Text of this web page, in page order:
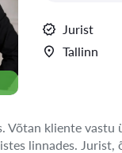
Jurist
Tallinn
Võtan kliente
linnades.